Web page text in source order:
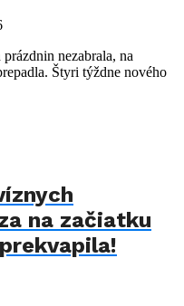
nezabrala, na
Štyri týždne nového
na začiatku